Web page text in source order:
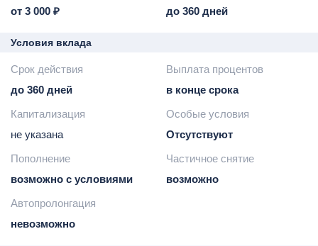
от 3 000 ₽
до 360 дней
Условия вклада
Срок действия
до 360 дней
Выплата процентов
в конце срока
Капитализация
не указана
Особые условия
Отсутствуют
Пополнение
возможно с условиями
Частичное снятие
возможно
Автопролонгация
невозможно